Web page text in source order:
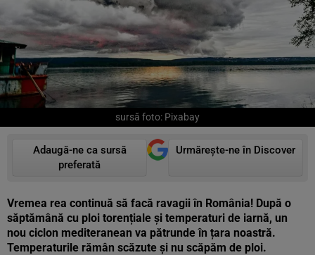
sursă foto: Pixabay
Adaugă-ne ca sursă
preferată
Urmărește-ne în Discover
Vremea rea continuă să facă ravagii în România! După o
săptămână cu ploi torențiale și temperaturi de iarnă, un
nou ciclon mediteranean va pătrunde în țara noastră.
Temperaturile rămân scăzute și nu scăpăm de ploi.